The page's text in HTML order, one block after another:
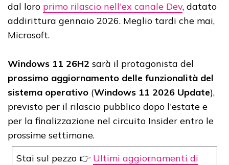
dal loro primo rilascio nell'ex canale Dev, datato
addirittura gennaio 2026. Meglio tardi che mai,
Microsoft.
Windows 11 26H2 sarà il protagonista del
prossimo aggiornamento delle funzionalità del
sistema operativo (Windows 11 2026 Update),
previsto per il rilascio pubblico dopo l'estate e
per la finalizzazione nel circuito Insider entro le
prossime settimane.
Stai sul pezzo 👉 Ultimi aggiornamenti di